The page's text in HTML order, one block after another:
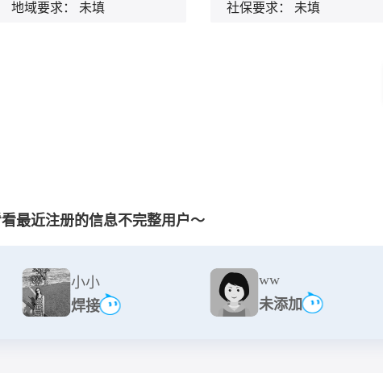
地域要求： 未填 社保要求： 未填
最近注册的信息不完整用户～
小小
焊接
ww
未添加